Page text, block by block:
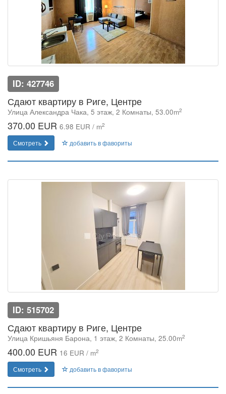
ID: 427746
Сдают квартиру в Риге, Центре
Улица Александра Чака, 5 этаж, 2 Комнаты, 53.00m2
370.00 EUR 6.98 EUR / m2
Смотреть добавить в фавориты
ID: 515702
Сдают квартиру в Риге, Центре
Улица Кришьяня Барона, 1 этаж, 2 Комнаты, 25.00m2
400.00 EUR 16 EUR / m2
Смотреть добавить в фавориты